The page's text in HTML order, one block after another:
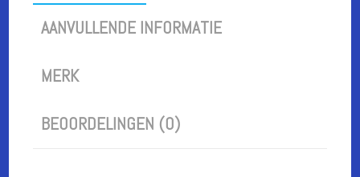
AANVULLENDE INFORMATIE
MERK
BEOORDELINGEN (0)